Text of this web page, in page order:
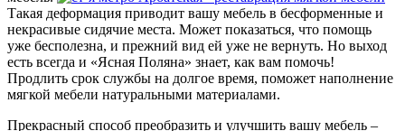
Такая деформация приводит вашу мебель в бесформенные и
некрасивые сидячие места. Может показаться, что помощь
уже бесполезна, и прежний вид ей уже не вернуть. Но выход
есть всегда и «Ясная Поляна» знает, как вам помочь!
Продлить срок службы на долгое время, поможет наполнение
мягкой мебели натуральными материалами.
Прекрасный способ преобразить и улучшить вашу мебель –